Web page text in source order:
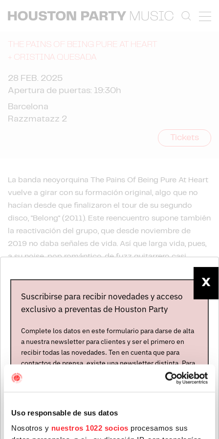
Uso responsable de sus datos
Nosotros y nuestros 1022 socios procesamos sus
THE PAINS OF BEING PURE AT HEART
+ CRISTINA QUESADA
28 FEB. 2025
Apertura de puertas: 19:30h
Barcelona
Razzmatazz 2
Tickets
La banda neoyorquina The Pains Of Being Pure At Heart
vuelve a girar con su formación original, algo que no
hacían desde que finalizaron el tour de su segundo
disco, "Belong" (2011). Este reencuentro supone también
la reactivación del grupo, que desde noviembre de
2019 no daba señales de vida. Así que larga vida, pues,
a su noise-pop romántico, de fuzz guitarrero casi
neurótico y con fuerte resonancia emocional, que con
su bandera forever young supo seguir el camino de The
Jesus And Mary Chain, My Bloody Valentine, Black
Tambourine y The Smiths.
X
Suscribirse para recibir novedades y acceso
exclusivo a preventas de Houston Party
Complete los datos en este formulario para darse de alta
a nuestra newsletter para clientes y ser el primero en
recibir todas las novedades. Ten en cuenta que para
contactos de prensa, existe una newsletter distinta. Para
formar parte de ella, envíanos un mensaje a